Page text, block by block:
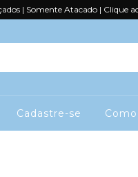
| Somente Atacado | Clique
Cadastre-se